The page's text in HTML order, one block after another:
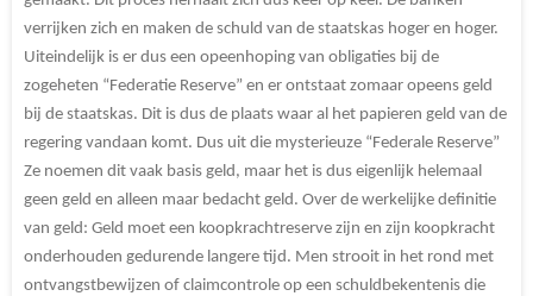
verrijken zich en maken de schuld van de staatskas hoger en hoger.
Uiteindelijk is er dus een opeenhoping van obligaties bij de
zogeheten “Federatie Reserve” en er ontstaat zomaar opeens geld
bij de staatskas. Dit is dus de plaats waar al het papieren geld van de
regering vandaan komt. Dus uit die mysterieuze “Federale Reserve”
Ze noemen dit vaak basis geld, maar het is dus eigenlijk helemaal
geen geld en alleen maar bedacht geld. Over de werkelijke definitie
van geld: Geld moet een koopkrachtreserve zijn en zijn koopkracht
onderhouden gedurende langere tijd. Men strooit in het rond met
ontvangstbewijzen of claimcontrole op een schuldbekentenis die